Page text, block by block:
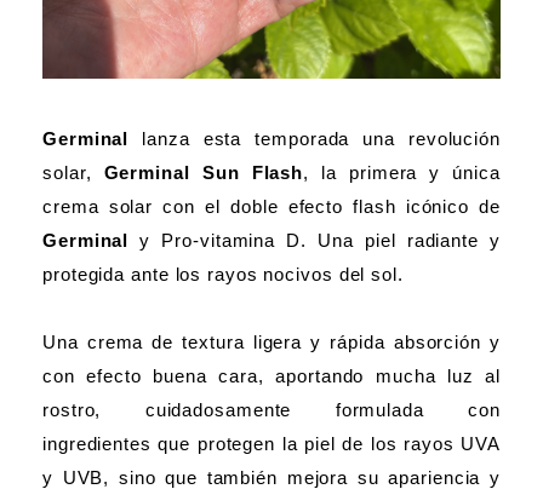
Germinal lanza esta temporada una revolución
solar, Germinal Sun Flash, la primera y única
crema solar con el doble efecto flash icónico de
Germinaly Pro-vitamina D. Una piel radiante y
protegida ante los rayos nocivos del sol.
Una crema de textura ligera y rápida absorción y
con efecto buena cara, aportando mucha luz al
rostro, cuidadosamente formulada con
ingredientes que protegen la piel de los rayos UVA
y UVB, sino que también mejora su apariencia y